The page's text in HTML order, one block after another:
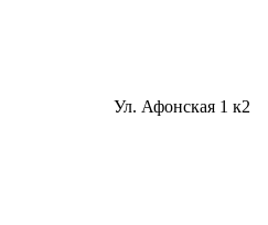
Ул. Афонская 1 к2